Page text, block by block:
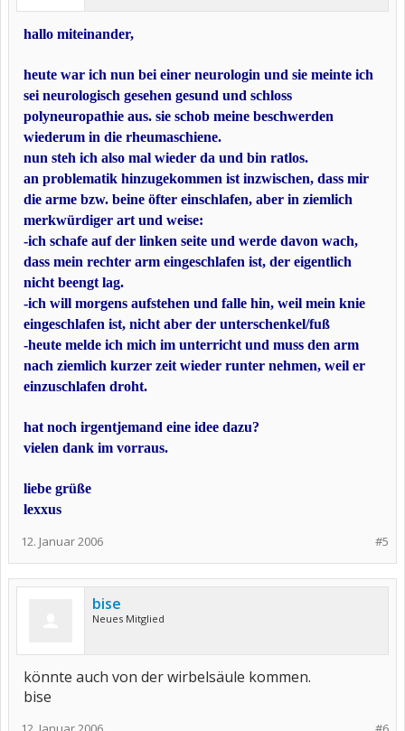
hallo miteinander,
heute war ich nun bei einer neurologin und sie meinte ich
sei neurologisch gesehen gesund und schloss
polyneuropathie aus. sie schob meine beschwerden
wiederum in die rheumaschiene.
nun steh ich also mal wieder da und bin ratlos.
an problematik hinzugekommen ist inzwischen, dass mir
die arme bzw. beine öfter einschlafen, aber in ziemlich
merkwürdiger art und weise:
-ich schafe auf der linken seite und werde davon wach,
dass mein rechter arm eingeschlafen ist, der eigentlich
nicht beengt lag.
-ich will morgens aufstehen und falle hin, weil mein knie
eingeschlafen ist, nicht aber der unterschenkel/fuß
-heute melde ich mich im unterricht und muss den arm
nach ziemlich kurzer zeit wieder runter nehmen, weil er
einzuschlafen droht.
hat noch irgentjemand eine idee dazu?
vielen dank im vorraus.
liebe grüße
lexxus
#5
12. Januar 2006
bise
Neues Mitglied
könnte auch von der wirbelsäule kommen.
bise